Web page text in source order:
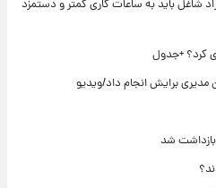
شاغل باید به ساعات کاری کمتر و دستمزد
برایش انجام داد/ویدیو